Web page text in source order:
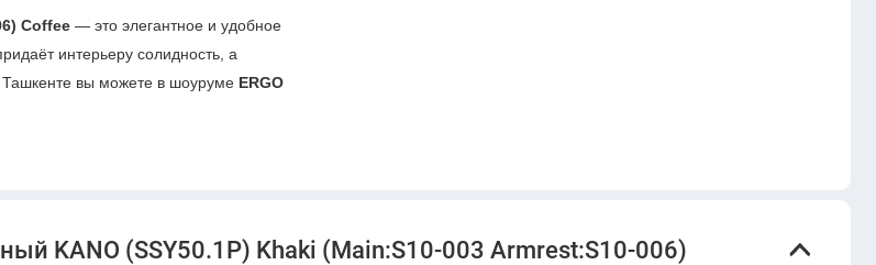
Coffee — это элегантное и удобное
интерьеру солидность, а
Ташкенте вы можете в шоуруме ERGO
KANO (SSY50.1P) Khaki (Main:S10-003 Armrest:S10-006)